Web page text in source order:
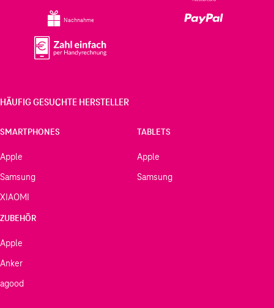
Nachnahme
HÄUFIG GESUCHTE HERSTELLER
SMARTPHONES
Apple
Samsung
XIAOMI
TABLETS
Apple
Samsung
ZUBEHÖR
Apple
Anker
agood